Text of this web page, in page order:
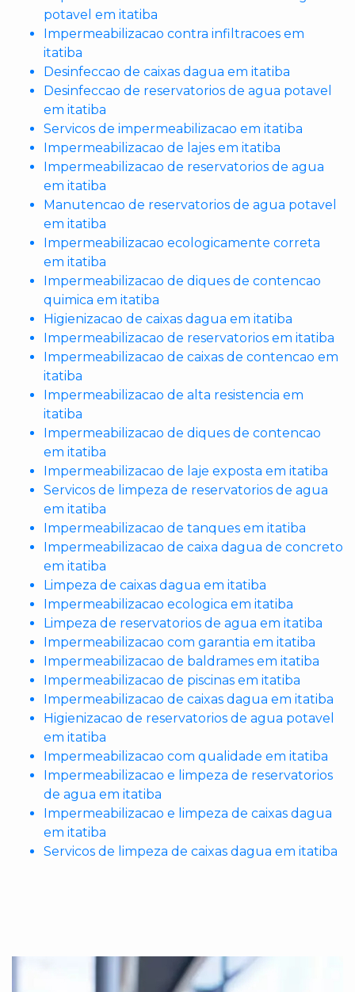
potavel em itatiba
Impermeabilizacao contra infiltracoes em
itatiba
Desinfeccao de caixas dagua em itatiba
Desinfeccao de reservatorios de agua potavel
em itatiba
Servicos de impermeabilizacao em itatiba
Impermeabilizacao de lajes em itatiba
Impermeabilizacao de reservatorios de agua
em itatiba
Manutencao de reservatorios de agua potavel
em itatiba
Impermeabilizacao ecologicamente correta
em itatiba
Impermeabilizacao de diques de contencao
quimica em itatiba
Higienizacao de caixas dagua em itatiba
Impermeabilizacao de reservatorios em itatiba
Impermeabilizacao de caixas de contencao em
itatiba
Impermeabilizacao de alta resistencia em
itatiba
Impermeabilizacao de diques de contencao
em itatiba
Impermeabilizacao de laje exposta em itatiba
Servicos de limpeza de reservatorios de agua
em itatiba
Impermeabilizacao de tanques em itatiba
Impermeabilizacao de caixa dagua de concreto
em itatiba
Limpeza de caixas dagua em itatiba
Impermeabilizacao ecologica em itatiba
Limpeza de reservatorios de agua em itatiba
Impermeabilizacao com garantia em itatiba
Impermeabilizacao de baldrames em itatiba
Impermeabilizacao de piscinas em itatiba
Impermeabilizacao de caixas dagua em itatiba
Higienizacao de reservatorios de agua potavel
em itatiba
Impermeabilizacao com qualidade em itatiba
Impermeabilizacao e limpeza de reservatorios
de agua em itatiba
Impermeabilizacao e limpeza de caixas dagua
em itatiba
Servicos de limpeza de caixas dagua em itatiba